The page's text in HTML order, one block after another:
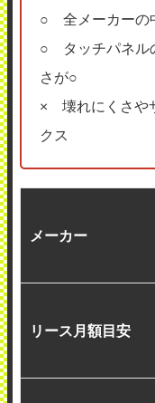
○ 全メーカーの
○ タッチパネル
さが○
× 壊れにくさや
クス
メーカー
リース月額目安